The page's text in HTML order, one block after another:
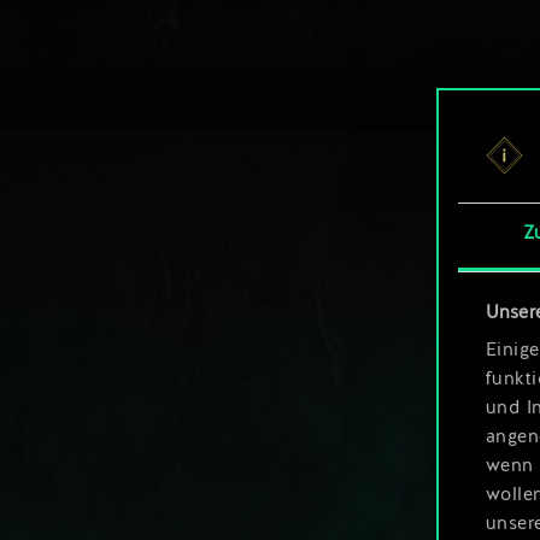
und
wenn